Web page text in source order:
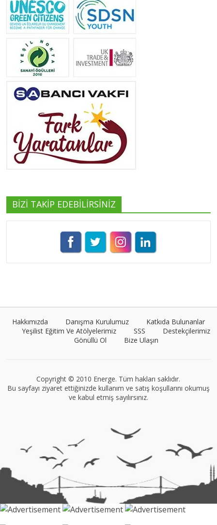
Yeliz Yılmaz
Tüm yazıları görüntüle
Yeşilist
Tüm yazıları görüntüle
Tüm yazıları görüntüle
Naz Kural
Tüm yazıları görüntüle
BİZİ TAKİP EDEBİLİRSİNİZ
Hakkımızda Danışma Kurulumuz
Katkıda Bulunanlar
Yeşilist Eğitim Ve Atölyelerimiz
SSS
Destekçilerimiz
Gönüllü Ol
Bize Ulaşın
Copyright © 2010 Energe. Tüm hakları saklıdır.
Bu sayfayı ziyaret ettiğinizde kullanım ve satış koşullarını okumuş
ve kabul etmiş sayılırsınız.